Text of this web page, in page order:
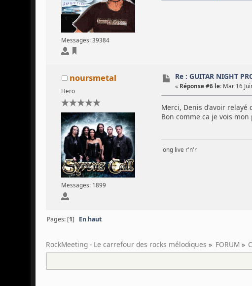
Messages: 39384
noursmetal
Hero
Messages: 1899
Re : GUITAR NIGHT
« Réponse #6 le: Mar 16
Merci, Denis d'avoir
Bon comme ca je vois
long live r'n'r
Pages: [1] En haut
RockMeeting - Le carrefour des rocks mélodiques » FORUM »